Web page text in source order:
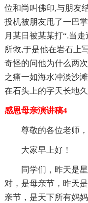
位和尚叫佛印,与朋友
投机被朋友甩了一巴
月某日被某某打“.当
所救,于是他在岩石上
奇怪的问他为什么两
之痛一如海水冲淡沙
在石头上的字天长地久
感恩母亲演讲稿4
尊敬的各位老师
大家早上好！
同学们，昨天是
对，是母亲节，昨天
亲节，是天下所有妈